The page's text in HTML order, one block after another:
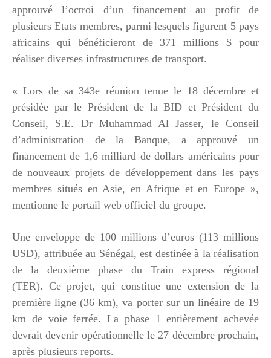
approuvé l’octroi d’un financement au profit de
plusieurs Etats membres, parmi lesquels figurent 5 pays
africains qui bénéficieront de 371 millions $ pour
réaliser diverses infrastructures de transport.
« Lors de sa 343e réunion tenue le 18 décembre et
présidée par le Président de la BID et Président du
Conseil, S.E. Dr Muhammad Al Jasser, le Conseil
d’administration de la Banque, a approuvé un
financement de 1,6 milliard de dollars américains pour
de nouveaux projets de développement dans les pays
membres situés en Asie, en Afrique et en Europe »,
mentionne le portail web officiel du groupe.
Une enveloppe de 100 millions d’euros (113 millions
USD), attribuée au Sénégal, est destinée à la réalisation
de la deuxième phase du Train express régional
(TER). Ce projet, qui constitue une extension de la
première ligne (36 km), va porter sur un linéaire de 19
km de voie ferrée. La phase 1 entièrement achevée
devrait devenir opérationnelle le 27 décembre prochain,
après plusieurs reports.